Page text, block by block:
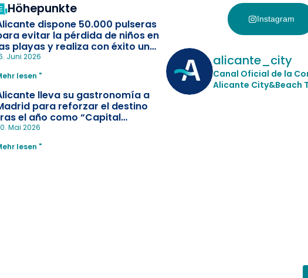
Höhepunkte
dispone 50.000 pulseras
evitar la pérdida de niños en
playas y realiza con éxito un
de socorrismo
Juni 2026
lesen "
lleva su gastronomía a
para reforzar el destino
el año como “Capital
Mai 2026
lesen "
Instagram
alicante_city
Canal Oficial de la
Alicante City&Beach